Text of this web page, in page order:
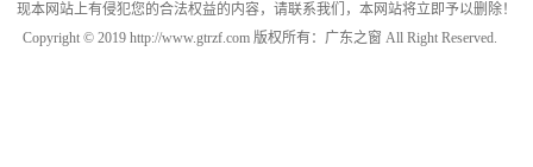
现本网站上有侵犯您的合法权益的内容，请联系我们，本网站将立即予以删除！
Copyright © 2019 http://www.gtrzf.com 版权所有：广东之窗 All Right Reserved.